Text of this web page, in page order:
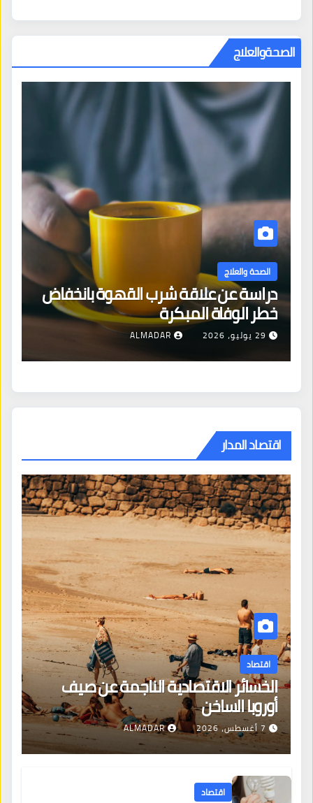
الصحةوالعلاج
الصحة والعلاج
دراسة عن علاقة شرب القهوة بانخفاض
خطر الوفاة المبكرة
29 يوليو، 2026 ALMADAR
اقتصاد المدار
اقتصاد
الخسائر الاقتصادية الناجمة عن صيف
أوروبا الساخن
7 أغسطس، 2026 ALMADAR
اقتصاد